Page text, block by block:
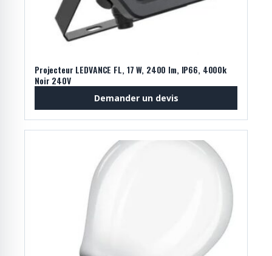
Projecteur LEDVANCE FL, 17 W, 2400 lm, IP66, 4000k
Noir 240V
Demander un devis